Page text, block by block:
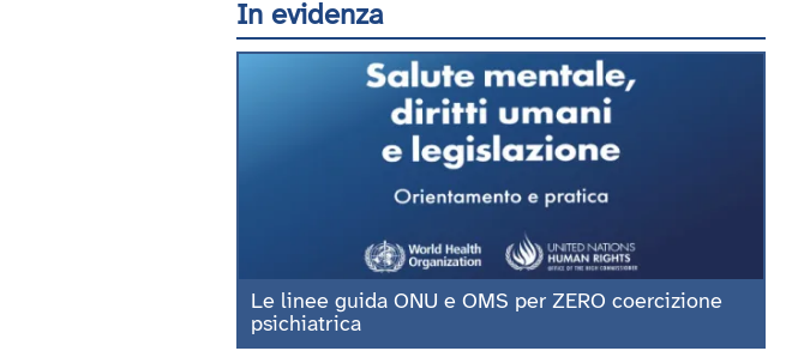
In evidenza
Le linee guida ONU e OMS per ZERO coercizione
psichiatrica